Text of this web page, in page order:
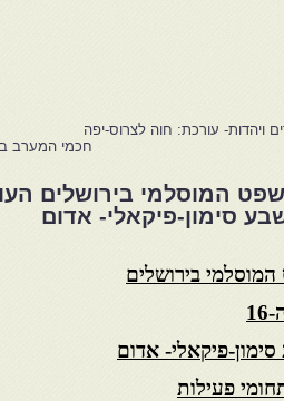
ויהדות- עורכת: חוה לצרוס-יפה
חכמי המערב
סימון-פיקאלי- אדום
בירושלים
פיקאלי- אדום
פעילות